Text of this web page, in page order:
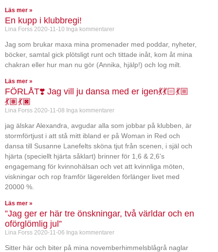
Läs mer »
En kupp i klubbregi!
Lina Forss 2020-11-10 Inga kommentarer
Jag som brukar maxa mina promenader med poddar, nyheter,
böcker, samtal gick plötsligt runt och tittade inåt, kom åt mina
chakran eller hur man nu gör (Annika, hjälp!) och log milt.
Läs mer »
FÖRLÅT❣️ Jag vill ju dansa med er igen💃💃🏻💃🏼
💃🏽💃🏿
Lina Forss 2020-11-08 Inga kommentarer
jag älskar Alexandra, avgudar alla som jobbar på klubben, är
stormförtjust i att stå mitt ibland er på Woman in Red och
dansa till Susanne Lanefelts sköna tjut från scenen, i själ och
hjärta (speciellt hjärta såklart) brinner för 1,6 & 2,6’s
engagemang för kvinnohälsan och vet att kvinnliga möten,
viskningar och rop framför lägerelden förlänger livet med
20000 %.
Läs mer »
”Jag ger er här tre önskningar, två världar och en
oförglömlig jul”
Lina Forss 2020-11-06 Inga kommentarer
Sitter här och biter på mina novemberhimmelsblågrå naglar